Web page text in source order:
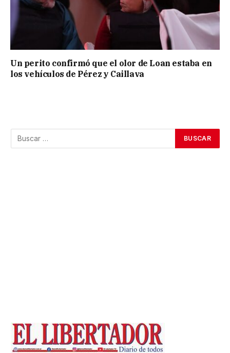
Un perito confirmó que el olor de Loan estaba en
los vehículos de Pérez y Caillava